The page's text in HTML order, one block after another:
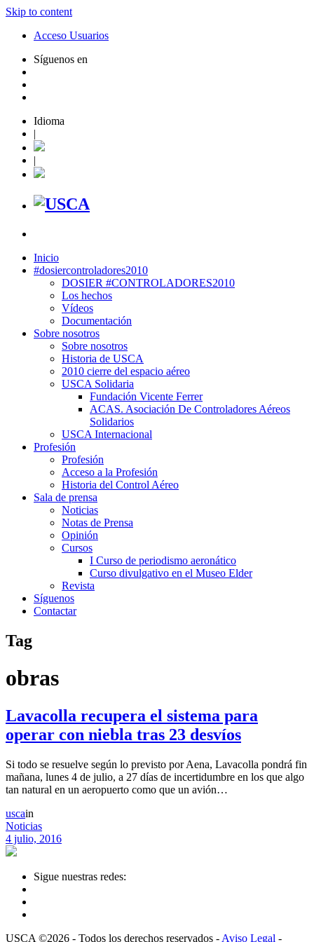
Skip to content
Acceso Usuarios
Síguenos en
Idioma
|
|
Inicio
#dosiercontroladores2010
DOSIER #CONTROLADORES2010
Los hechos
Vídeos
Documentación
Sobre nosotros
Sobre nosotros
Historia de USCA
2010 cierre del espacio aéreo
USCA Solidaria
Fundación Vicente Ferrer
ACAS. Asociación De Controladores Aéreos
Solidarios
USCA Internacional
Profesión
Profesión
Acceso a la Profesión
Historia del Control Aéreo
Sala de prensa
Noticias
Notas de Prensa
Opinión
Cursos
I Curso de periodismo aeronático
Curso divulgativo en el Museo Elder
Revista
Síguenos
Contactar
Tag
obras
Lavacolla recupera el sistema para
operar con niebla tras 23 desvíos
Si todo se resuelve según lo previsto por Aena, Lavacolla pondrá fin
mañana, lunes 4 de julio, a 27 días de incertidumbre en los que algo
tan natural en un aeropuerto como que un avión…
uscain
Noticias
4 julio, 2016
Sigue nuestras redes:
USCA ©2026 - Todos los derechos reservados - Aviso Legal -